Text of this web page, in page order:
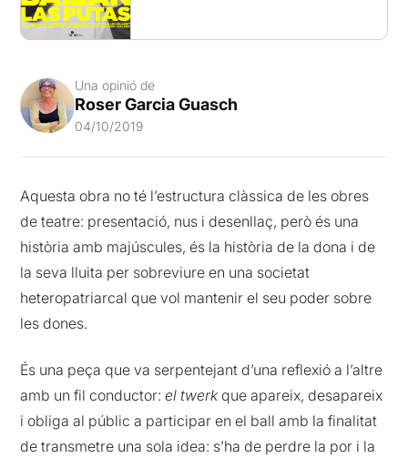
Una opinió de
Roser Garcia Guasch
04/10/2019
Aquesta obra no té l’estructura clàssica de les obres
de teatre: presentació, nus i desenllaç, però és una
història amb majúscules, és la història de la dona i de
la seva lluita per sobreviure en una societat
heteropatriarcal que vol mantenir el seu poder sobre
les dones.
És una peça que va serpentejant d’una reflexió a l’altre
amb un fil conductor:el twerkque apareix, desapareix
i obliga al públic a participar en el ball amb la finalitat
de transmetre una sola idea: s’ha de perdre la por i la